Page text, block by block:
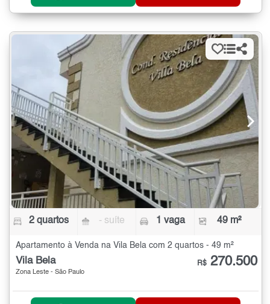
2 quartos - suíte 1 vaga 49 m²
Apartamento à Venda na Vila Bela com 2 quartos - 49 m²
Vila Bela
Zona Leste - São Paulo
R$ 270.500